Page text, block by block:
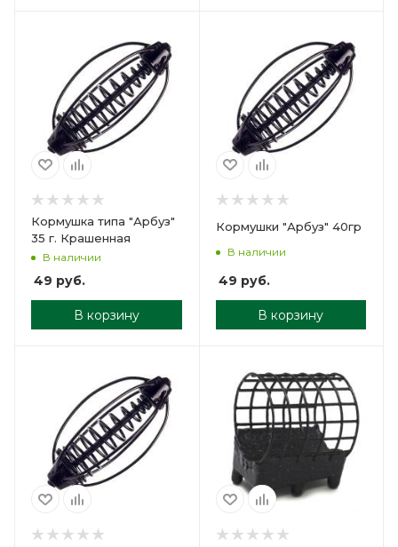
Кормушка типа "Арбуз"
35 г. Крашенная
В наличии
49 руб.
В корзину
Кормушки "Арбуз" 40гр
В наличии
49 руб.
В корзину